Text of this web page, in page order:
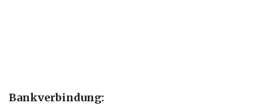
Bankverbindung: